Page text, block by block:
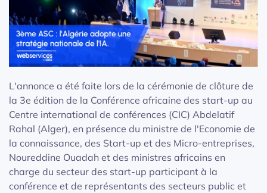
L'annonce a été faite lors de la cérémonie de clôture de
la 3e édition de la Conférence africaine des start-up au
Centre international de conférences (CIC) Abdelatif
Rahal (Alger), en présence du ministre de l'Economie de
la connaissance, des Start-up et des Micro-entreprises,
Noureddine Ouadah et des ministres africains en
charge du secteur des start-up participant à la
conférence et de représentants des secteurs public et